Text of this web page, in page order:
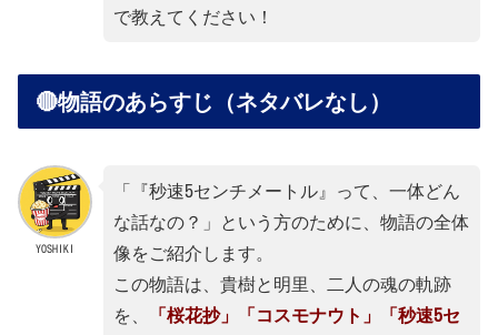
で教えてください！
🔴物語のあらすじ（ネタバレなし）
YOSHIKI
「『秒速5センチメートル』って、一体どん
な話なの？」という方のために、物語の全体
像をご紹介します。
この物語は、貴樹と明里、二人の魂の軌跡
を、
「桜花抄」「コスモナウト」「秒速5セ